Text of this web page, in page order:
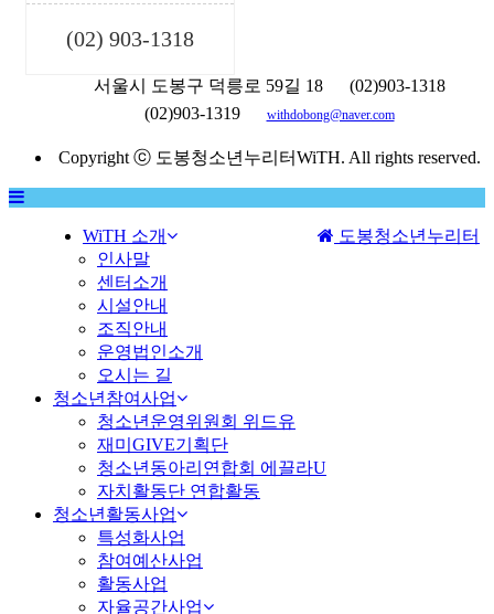
(02) 903-1318
서울시 도봉구 덕릉로 59길 18
(02)903-1318
(02)903-1319
withdobong@naver.com
Copyright ⓒ 도봉청소년누리터WiTH. All rights reserved.
MENU
도봉청소년누리터
WiTH 소개
인사말
센터소개
시설안내
조직안내
운영법인소개
오시는 길
청소년참여사업
청소년운영위원회 위드유
재미GIVE기획단
청소년동아리연합회 에끌라U
자치활동단 연합활동
청소년활동사업
특성화사업
참여예산사업
활동사업
자율공간사업